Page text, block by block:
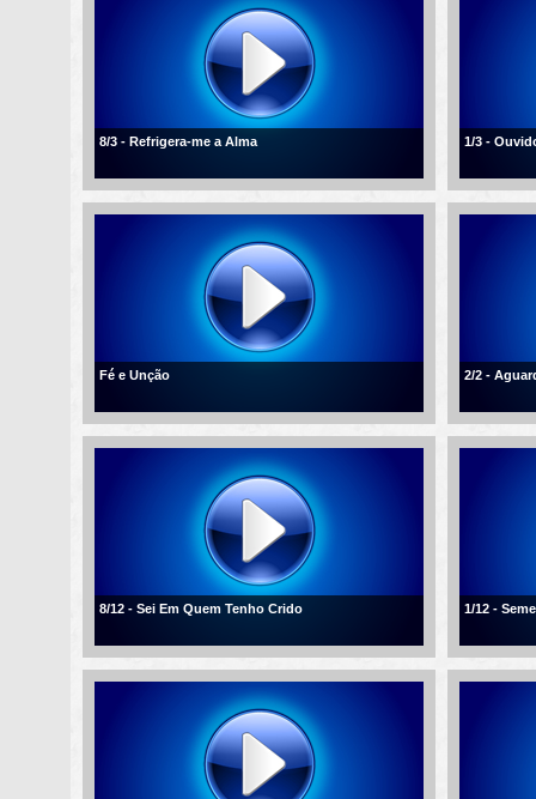
8/3 - Refrigera-me a Alma 1/3 -
Fé e Unção 2/2 -
8/12 - Sei Em Quem Tenho Crido 1/12 -